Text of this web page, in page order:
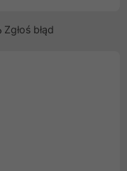
Zgłoś błąd